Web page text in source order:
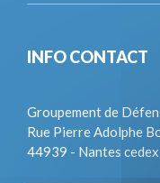
INFO CONTACT
Groupement de
Rue Pierre Adolphe
44939 - Nantes